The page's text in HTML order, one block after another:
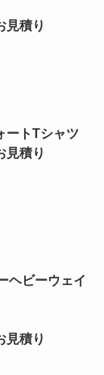
見積り
ートTシャツ
見積り
ヘビーウェイ
見積り